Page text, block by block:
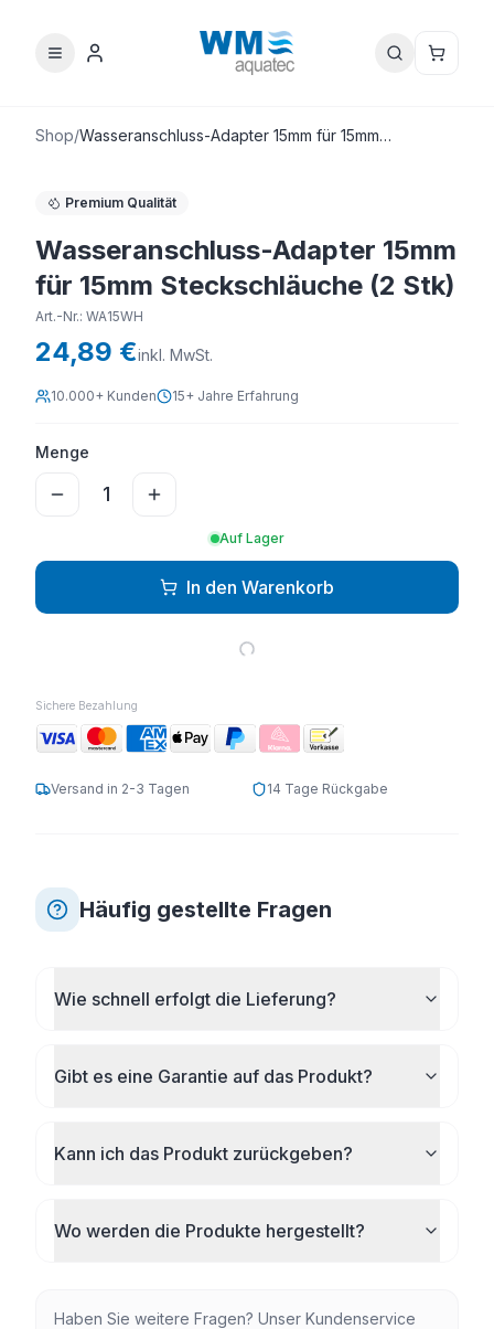
Shop/Wasseranschluss-Adapter 15mm für 15mm
Premium Qualität
Wasseranschluss-Adapter 15mm
für 15mm Steckschläuche (2 Stk)
Art.-Nr.: WA15WH
24,89 €inkl. MwSt.
10.000+ Kunden 15+ Jahre Erfahrung
Menge
1
Auf Lager
In den Warenkorb
Sichere Bezahlung
Versand in 2-3 Tagen 14 Tage Rückgabe
Häufig gestellte Fragen
Wie schnell erfolgt die Lieferung?
Gibt es eine Garantie auf das Produkt?
Kann ich das Produkt zurückgeben?
Wo werden die Produkte hergestellt?
Haben Sie weitere Fragen? Unser Kundenservice